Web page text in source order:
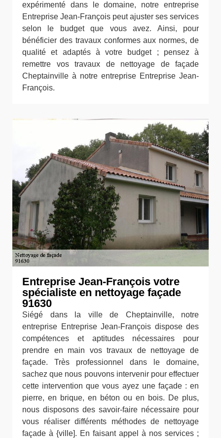
expérimenté dans le domaine, notre entreprise
Entreprise Jean-François peut ajuster ses services
selon le budget que vous avez. Ainsi, pour
bénéficier des travaux conformes aux normes, de
qualité et adaptés à votre budget ; pensez à
remettre vos travaux de nettoyage de façade
Cheptainville à notre entreprise Entreprise Jean-
François.
Entreprise Jean-François votre
spécialiste en nettoyage façade
91630
Siégé dans la ville de Cheptainville, notre
entreprise Entreprise Jean-François dispose des
compétences et aptitudes nécessaires pour
prendre en main vos travaux de nettoyage de
façade. Très professionnel dans le domaine,
sachez que nous pouvons intervenir pour effectuer
cette intervention que vous ayez une façade : en
pierre, en brique, en béton ou en bois. De plus,
nous disposons des savoir-faire nécessaire pour
vous réaliser différents méthodes de nettoyage
façade à {ville]. En faisant appel à nos services ;